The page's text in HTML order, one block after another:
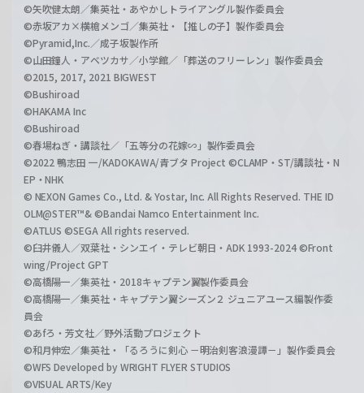
©矢吹健太朗／集英社・あやかしトライアングル製作委員会
©赤坂アカ×横槍メンゴ／集英社・【推しの子】製作委員会
©Pyramid,Inc.／成子坂製作所
©山田鐘人・アベツカサ／小学館／「葬送のフリーレン」製作委員会
©2015, 2017, 2021 BIGWEST
©Bushiroad
©HAKAMA Inc
©Bushiroad
©春場ねぎ・講談社／「五等分の花嫁∽」製作委員会
©2022 鴨志田 一/KADOKAWA/青ブタ Project ©CLAMP・ST/講談社・N
EP・NHK
© NEXON Games Co., Ltd. & Yostar, Inc. All Rights Reserved. THE ID
OLM@STER™& ©Bandai Namco Entertainment Inc.
©ATLUS ©SEGA All rights reserved.
©臼井儀人／双葉社・シンエイ・テレビ朝日・ADK 1993-2024 ©Front
wing/Project GPT
©高橋陽一／集英社・2018キャプテン翼製作委員会
©高橋陽一／集英社・キャプテン翼シーズン２ ジュニアユース編製作委
員会
©あfろ・芳文社／野外活動プロジェクト
©和月伸宏／集英社・「るろうに剣心 －明治剣客浪漫譚－」製作委員会
©WFS Developed by WRIGHT FLYER STUDIOS
©VISUAL ARTS/Key